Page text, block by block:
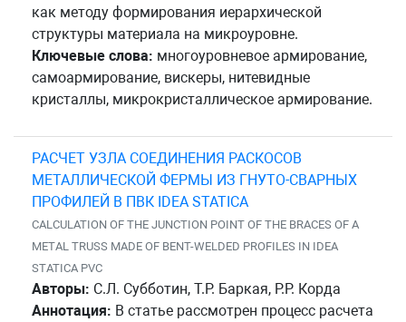
как методу формирования иерархической
структуры материала на микроуровне.
Ключевые слова: многоуровневое армирование,
самоармирование, вискеры, нитевидные
кристаллы, микрокристаллическое армирование.
РАСЧЕТ УЗЛА СОЕДИНЕНИЯ РАСКОСОВ
МЕТАЛЛИЧЕСКОЙ ФЕРМЫ ИЗ ГНУТО-СВАРНЫХ
ПРОФИЛЕЙ В ПВК IDEA STATICA
CALCULATION OF THE JUNCTION POINT OF THE BRACES OF A
METAL TRUSS MADE OF BENT-WELDED PROFILES IN IDEA
STATICA PVC
Авторы: С.Л. Субботин, Т.Р. Баркая, Р.Р. Корда
Аннотация: В статье рассмотрен процесс расчета